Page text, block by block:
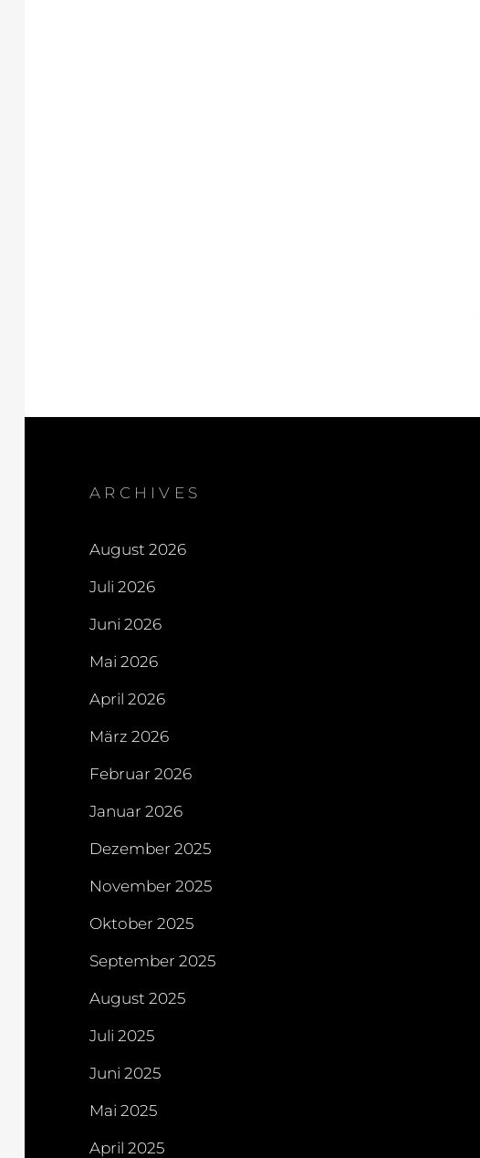
ARCHIVES
August 2026
Juli 2026
Juni 2026
Mai 2026
April 2026
März 2026
Februar 2026
Januar 2026
Dezember 2025
November 2025
Oktober 2025
September 2025
August 2025
Juli 2025
Juni 2025
Mai 2025
April 2025